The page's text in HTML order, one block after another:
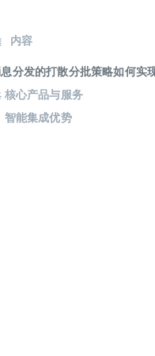
内容
分发的打散分批策略如何实
核心产品与服务
智能集成优势